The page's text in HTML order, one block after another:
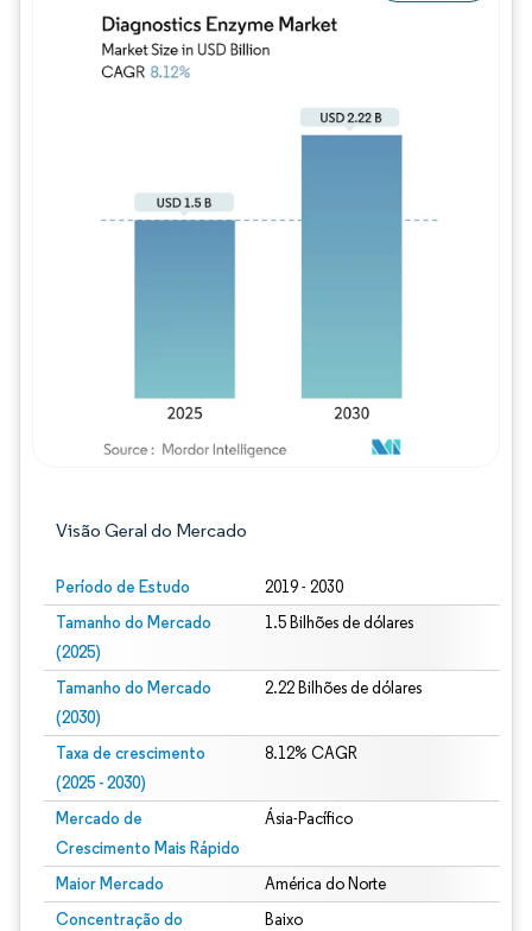
Visão Geral do Mercado
Período de Estudo 2019 - 2030
Tamanho do Mercado
(2025)
1.5 Bilhões de dólares
Tamanho do Mercado
(2030)
2.22 Bilhões de dólares
Taxa de crescimento
(2025 - 2030)
8.12% CAGR
Mercado de
Crescimento Mais Rápido
Ásia-Pacífico
Maior Mercado América do Norte
Concentração do
Baixo